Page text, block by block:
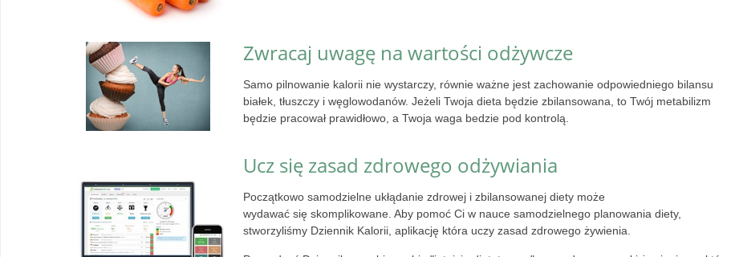
Zwracaj uwagę na wartości odżywcze
Samo pilnowanie kalorii nie wystarczy, równie ważne jest zachowanie odpowiedniego bilansu
białek, tłuszczy i węglowodanów. Jeżeli Twoja dieta będzie zbilansowana, to Twój metabilizm
będzie pracował prawidłowo, a Twoja waga bedzie pod kontrolą.
Ucz się zasad zdrowego odżywiania
Początkowo samodzielne ukłądanie zdrowej i zbilansowanej diety może
wydawać się skomplikowane. Aby pomoć Ci w nauce samodzielnego planowania diety,
stworzyliśmy Dziennik Kalorii, aplikację która uczy zasad zdrowego żywienia.